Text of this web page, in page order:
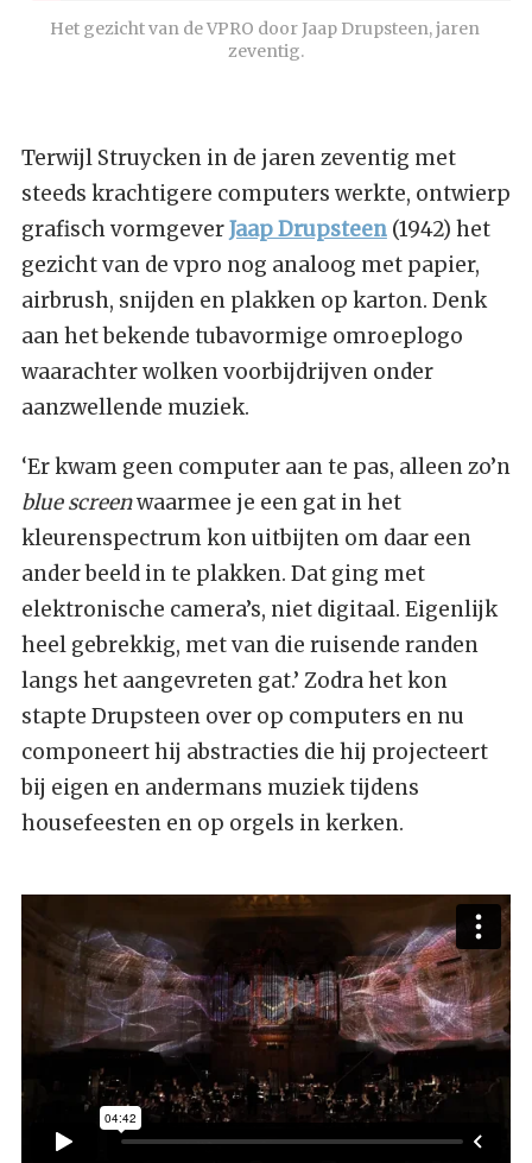
Het gezicht van de VPRO door Jaap Drupsteen, jaren
zeventig.
Terwijl Struycken in de jaren zeventig met
steeds krachtigere computers werkte, ontwierp
grafisch vormgeverJaap Drupsteen(1942) het
gezicht van de vpro nog analoog met papier,
airbrush, snijden en plakken op karton. Denk
aan het bekende tubavormige omroeplogo
waarachter wolken voorbijdrijven onder
aanzwellende muziek.
‘Er kwam geen computer aan te pas, alleen zo’n
blue screenwaarmee je een gat in het
kleurenspectrum kon uitbijten om daar een
ander beeld in te plakken. Dat ging met
elektronische camera’s, niet digitaal. Eigenlijk
heel gebrekkig, met van die ruisende randen
langs het aangevreten gat.’ Zodra het kon
stapte Drupsteen over op computers en nu
componeert hij abstracties die hij projecteert
bij eigen en andermans muziek tijdens
housefeesten en op orgels in kerken.